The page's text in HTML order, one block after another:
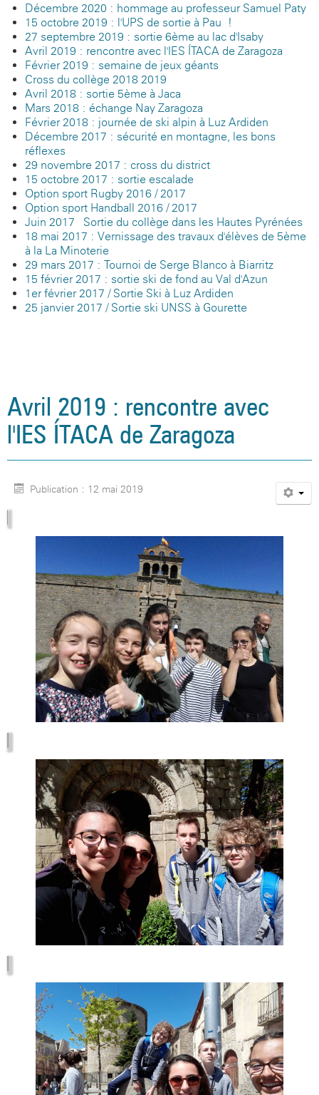
Décembre 2020 : hommage au professeur Samuel Paty
15 octobre 2019 : l'UPS de sortie à Pau !
27 septembre 2019 : sortie 6ème au lac d'Isaby
Avril 2019 : rencontre avec l'IES ÍTACA de Zaragoza
Février 2019 : semaine de jeux géants
Cross du collège 2018-2019
Avril 2018 : sortie 5ème à Jaca
Mars 2018 : échange Nay-Zaragoza
Février 2018 : journée de ski alpin à Luz-Ardiden
Décembre 2017 : sécurité en montagne, les bons
réflexes
29 novembre 2017 : cross du district
15 octobre 2017 : sortie escalade
Option sport Rugby 2016 / 2017
Option sport Handball 2016 / 2017
Juin 2017 - Sortie du collège dans les Hautes Pyrénées
18 mai 2017 : Vernissage des travaux d'élèves de 5ème
à la La Minoterie
29 mars 2017 : Tournoi de Serge Blanco à Biarritz
15 février 2017 : sortie ski de fond au Val d'Azun
1er février 2017 / Sortie Ski à Luz Ardiden
25 janvier 2017 / Sortie ski UNSS à Gourette
Avril 2019 : rencontre avec
l'IES ÍTACA de Zaragoza
Publication : 12 mai 2019